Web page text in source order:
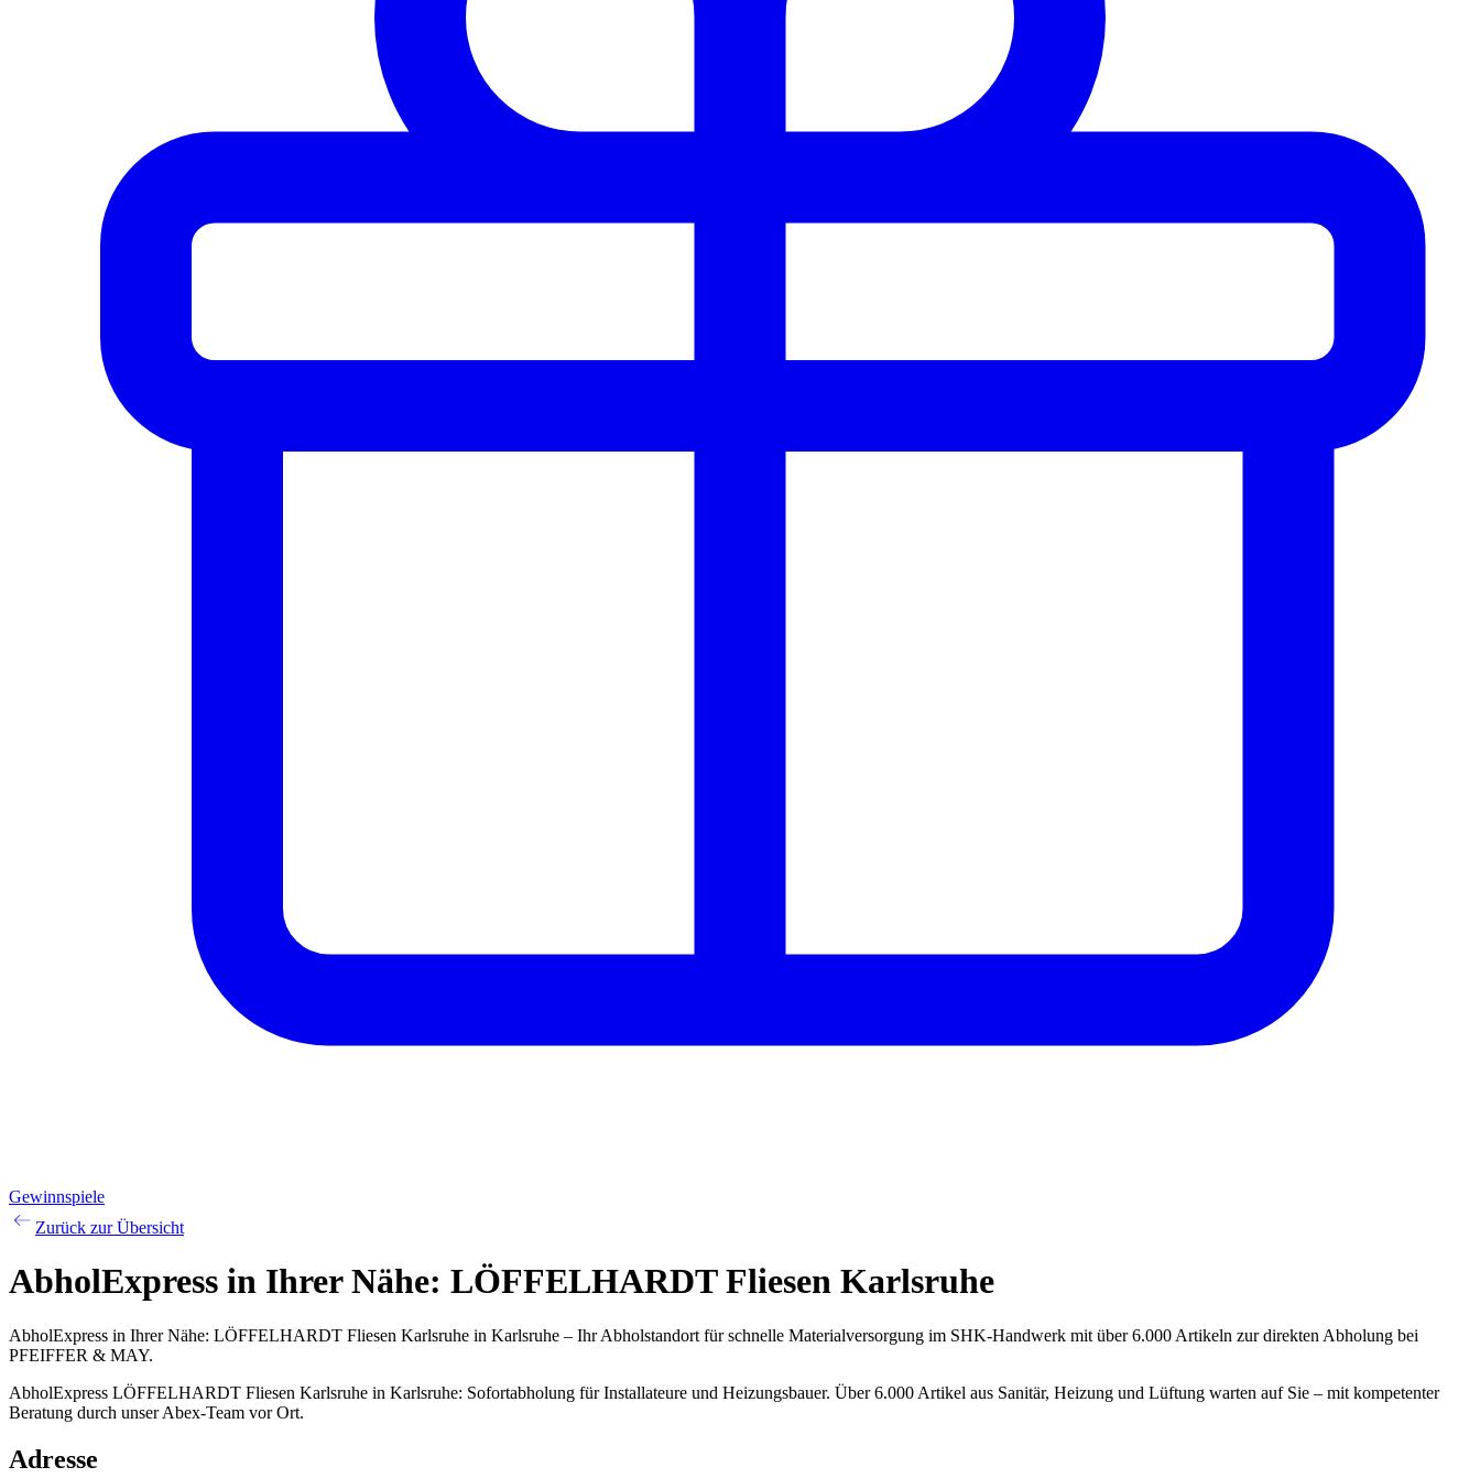
Gewinnspiele
Zurück zur Übersicht
AbholExpress in Ihrer Nähe: LÖFFELHARDT Fliesen Karlsruhe
AbholExpress in Ihrer Nähe: LÖFFELHARDT Fliesen Karlsruhe in Karlsruhe – Ihr Abholstandort für schnelle Materialversorgung im SHK-Handwerk mit über 6.000 Artikeln zur direkten Abholung bei
PFEIFFER & MAY.
AbholExpress LÖFFELHARDT Fliesen Karlsruhe in Karlsruhe: Sofortabholung für Installateure und Heizungsbauer. Über 6.000 Artikel aus Sanitär, Heizung und Lüftung warten auf Sie – mit kompetenter
Beratung durch unser Abex-Team vor Ort.
Adresse